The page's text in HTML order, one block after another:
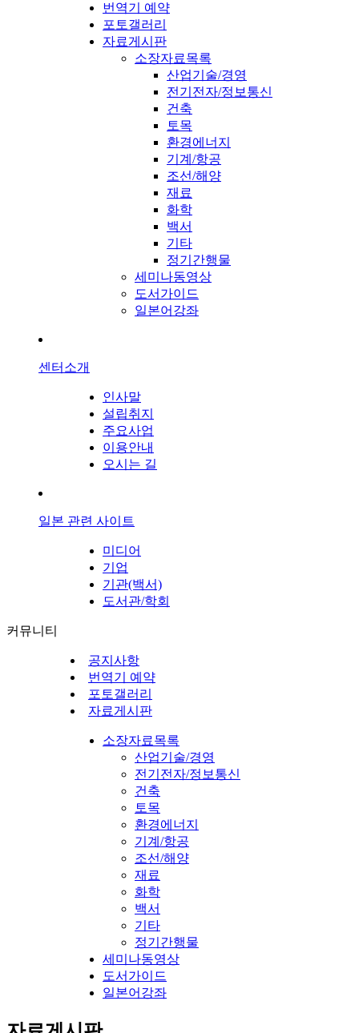
번역기 예약
포토갤러리
자료게시판
소장자료목록
산업기술/경영
전기전자/정보통신
건축
토목
환경에너지
기계/항공
조선/해양
재료
화학
백서
기타
정기간행물
세미나동영상
도서가이드
일본어강좌
센터소개
인사말
설립취지
주요사업
이용안내
오시는 길
일본 관련 사이트
미디어
기업
기관(백서)
도서관/학회
커뮤니티
공지사항
번역기 예약
포토갤러리
자료게시판
소장자료목록
산업기술/경영
전기전자/정보통신
건축
토목
환경에너지
기계/항공
조선/해양
재료
화학
백서
기타
정기간행물
세미나동영상
도서가이드
일본어강좌